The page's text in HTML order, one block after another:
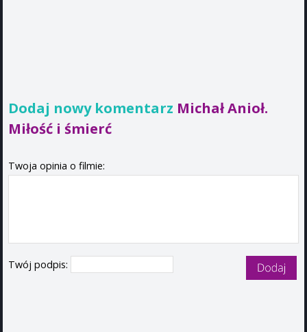
Dodaj nowy komentarz Michał Anioł.
Miłość i śmierć
Twoja opinia o filmie:
Twój podpis: